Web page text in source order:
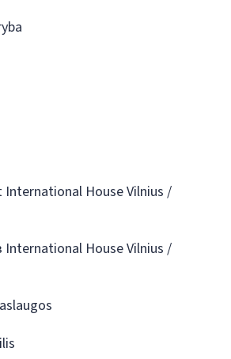
House Vilnius /
International House Vilnius /